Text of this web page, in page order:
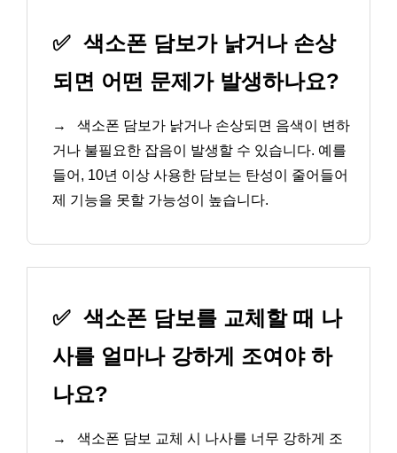
✅ 색소폰 담보가 낡거나 손상
되면 어떤 문제가 발생하나요?
→
색소폰 담보가 낡거나 손상되면 음색이 변하
거나 불필요한 잡음이 발생할 수 있습니다. 예를
들어, 10년 이상 사용한 담보는 탄성이 줄어들어
제 기능을 못할 가능성이 높습니다.
✅ 색소폰 담보를 교체할 때 나
사를 얼마나 강하게 조여야 하
나요?
→
색소폰 담보 교체 시 나사를 너무 강하게 조